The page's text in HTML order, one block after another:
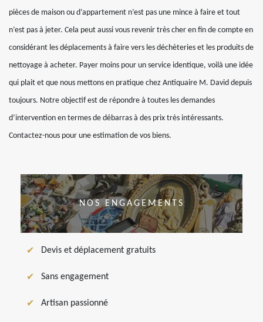
pièces de maison ou d’appartement n’est pas une mince à faire et tout
n’est pas à jeter. Cela peut aussi vous revenir très cher en fin de compte en
considérant les déplacements à faire vers les déchèteries et les produits de
nettoyage à acheter. Payer moins pour un service identique, voilà une idée
qui plait et que nous mettons en pratique chez Antiquaire M. David depuis
toujours. Notre objectif est de répondre à toutes les demandes
d’intervention en termes de débarras à des prix très intéressants.
Contactez-nous pour une estimation de vos biens.
NOS ENGAGEMENTS
Devis et déplacement gratuits
Sans engagement
Artisan passionné